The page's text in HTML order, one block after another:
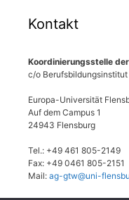
Kontakt
Koordinierungsstelle
c/o
Europa-Universität
Auf dem Campus 1
24943 Flensburg
Tel.: +49 461 805-2149
Fax: +49 0461 805-2151
Mail: ag-gtw@uni-